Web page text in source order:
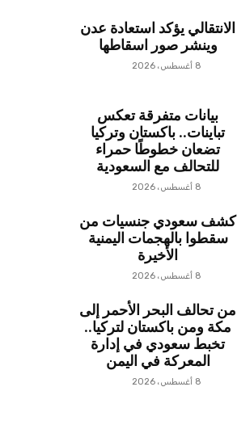
الانتقالي يؤكد استعادة عدن
وينشر صور اسقاطها
8 أغسطس، 2026
بيانات متفرقة تعكس
تباينات.. باكستان وتركيا
تضعان خطوطًا حمراء
للتحالف مع السعودية
8 أغسطس، 2026
كشف سعودي جنسيات من
سقطوا بالهجمات اليمنية
الأخيرة
8 أغسطس، 2026
من تحالف البحر الأحمر إلى
مكة ومن باكستان لتركيا..
تخبط سعودي في إدارة
المعركة في اليمن
8 أغسطس، 2026